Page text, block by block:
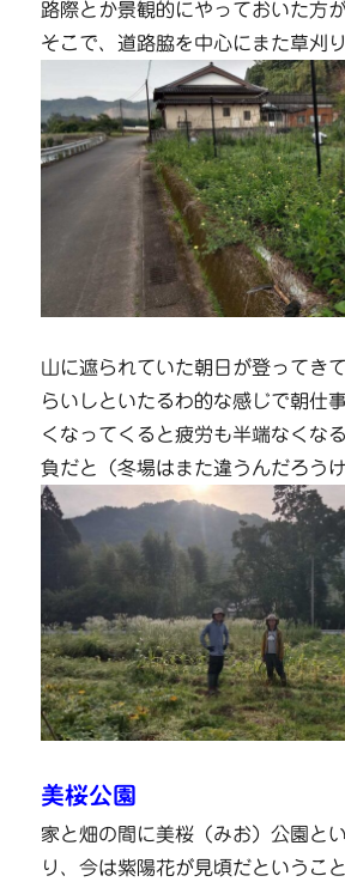
路際とか景観的にやっておいた方
そこで、道路脇を中心にまた草刈り
山に遮られていた朝日が登ってき
らいしといたるわ的な感じで朝仕
くなってくると疲労も半端なくな
負だと（冬場はまた違うんだろうけ
美桜公園
家と畑の間に美桜（みお）公園と
り、今は紫陽花が見頃だというこ